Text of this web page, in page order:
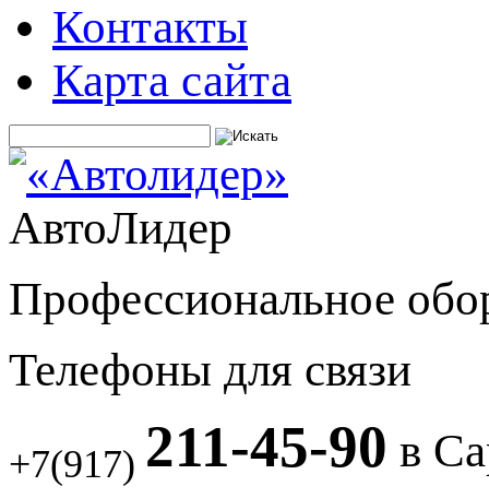
Контакты
Карта сайта
АвтоЛидер
Профессиональное
Телефоны для связи
+7(917) 211-45-90 в